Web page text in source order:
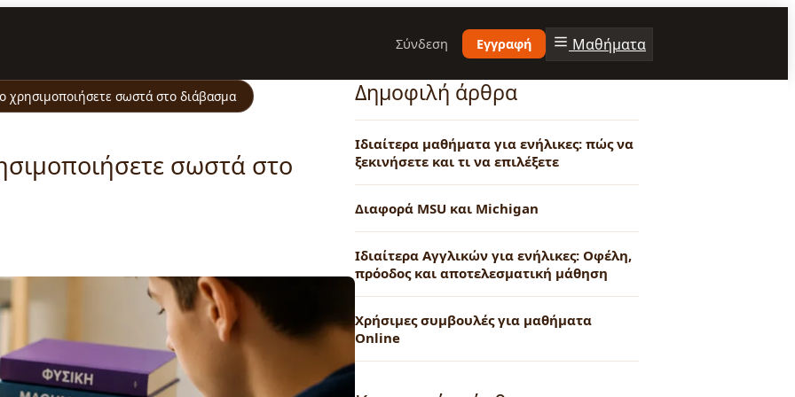
Σύνδεση Εγγραφή Μαθήματα
χρησιμοποιήσετε σωστά στο διάβασμα
σωστά στο
Δημοφιλή άρθρα
Ιδιαίτερα μαθήματα για ενήλικες: πώς να
ξεκινήσετε και τι να επιλέξετε
Διαφορά MSU και Michigan
Ιδιαίτερα Αγγλικών για ενήλικες: Οφέλη,
πρόοδος και αποτελεσματική μάθηση
Χρήσιμες συμβουλές για μαθήματα
Online